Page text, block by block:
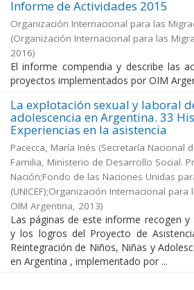
Informe de Actividades 2015
Organización Internacional para las
(Organización Internacional para las
2016)
El informe compendia y describe las
proyectos implementados por OIM
La explotación sexual y laboral
adolescencia en Argentina. 33
Experiencias en la asistencia
Pacecca, María Inés (Secretaría Nacional
Familia, Ministerio de Desarrollo Social.
Nación;Fondo de las Naciones Unidas
(UNICEF);Organización Internacional para
OIM Argentina, 2013)
Las páginas de este informe recogen y
y los logros del Proyecto de
Reintegración de Niños, Niñas y
en Argentina , implementado por ...